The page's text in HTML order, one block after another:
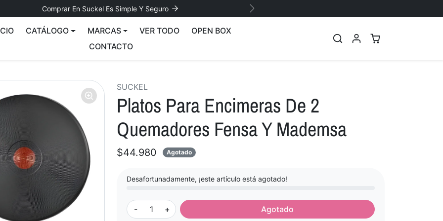
Comprar En Suckel Es Simple Y Seguro
Siguiente
CATÁLOGO MARCAS VER TODO
OPEN BOX
CONTACTO
SUCKEL
Platos Para Encimeras De 2
Quemadores Fensa Y Mademsa
$44.980 Agotado
Desafortunadamente, ¡este artículo está agotado!
- + Agotado